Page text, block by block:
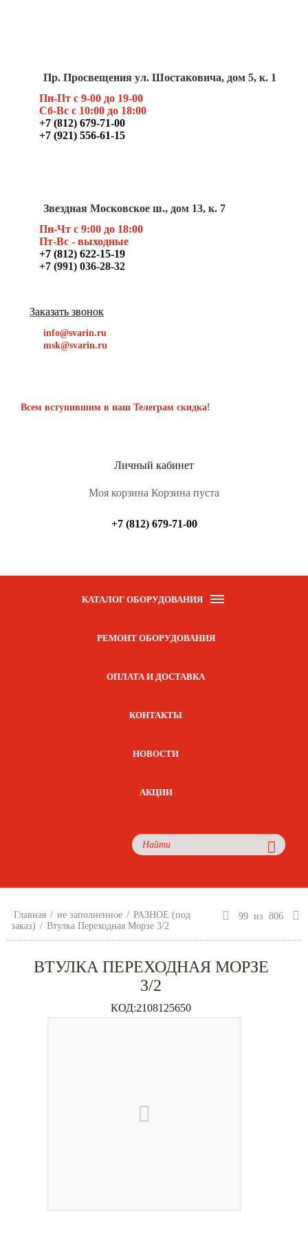
Пр. Просвещения ул. Шостаковича, дом 5, к. 1
Пн-Пт с 9-00 до 19-00
Сб-Вс с 10:00 до 18:00
+7 (812) 679-71-00
+7 (921) 556-61-15
Звездная Московское ш., дом 13, к. 7
Пн-Чт с 9:00 до 18:00
Пт-Вс - выходные
+7 (812) 622-15-19
+7 (991) 036-28-32
Заказать звонок
info@svarin.ru
msk@svarin.ru
Всем вступившим в наш Телеграм скидка!
Личный кабинет
Моя корзина Корзина пуста
+7 (812) 679-71-00
КАТАЛОГ ОБОРУДОВАНИЯ
РЕМОНТ ОБОРУДОВАНИЯ
ОПЛАТА И ДОСТАВКА
КОНТАКТЫ
НОВОСТИ
АКЦИИ
Главная / не заполненное / РАЗНОЕ (под
заказ) / Втулка Переходная Морзе 3/2
99 из 806
ВТУЛКА ПЕРЕХОДНАЯ МОРЗЕ
3/2
КОД:2108125650